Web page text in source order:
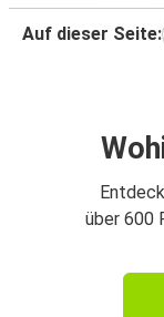
Auf dieser Seite:
über 600